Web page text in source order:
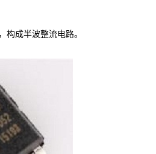
构成半波整流电路。